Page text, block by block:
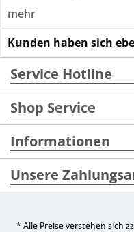
mehr
Kunden haben sich
Service Hotline
Shop Service
Informationen
Unsere
* Alle Preise verstehen sich